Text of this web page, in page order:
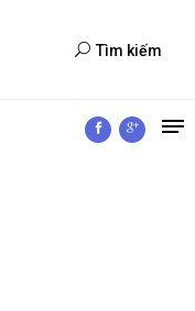
Tìm kiếm